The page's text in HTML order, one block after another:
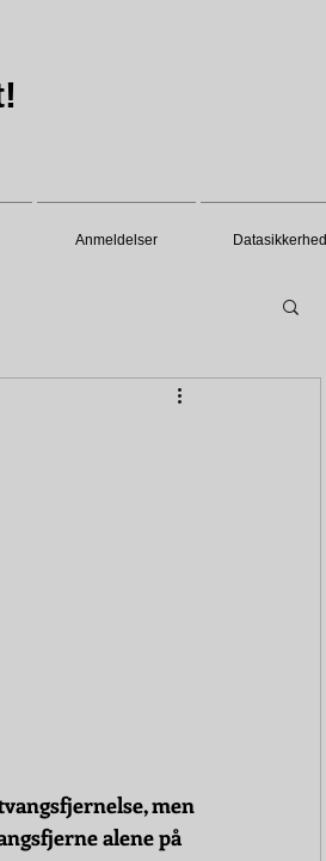
Anmeldelser Datasikkerhed
men
alene på